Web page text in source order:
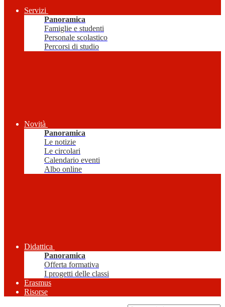
Servizi
Panoramica
Famiglie e studenti
Personale scolastico
Percorsi di studio
Novità
Panoramica
Le notizie
Le circolari
Calendario eventi
Albo online
Didattica
Panoramica
Offerta formativa
I progetti delle classi
Erasmus
Risorse